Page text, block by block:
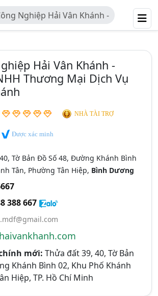
Nghiệp Hải Vân Khánh -
TNHH Thương Mại Dịch Vụ
Hải Vân Khánh -
Thương Mại Dịch Vụ
NHÀ TÀI TRỢ
Được xác minh
Tờ Bản Đồ Số 48, Đường Khánh Bình
Tân, Phường Tân Hiệp, Bình Dương
388 667
mới: Thửa đất 39, 40, Tờ Bản
Khánh Bình 02, Khu Phố Khánh
Hiệp, TP. Hồ Chí Minh